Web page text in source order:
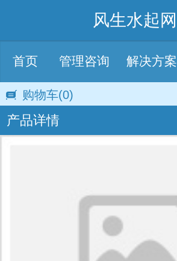
风生水起网
首页 管理咨询 解决方案
购物车(0)
产品详情